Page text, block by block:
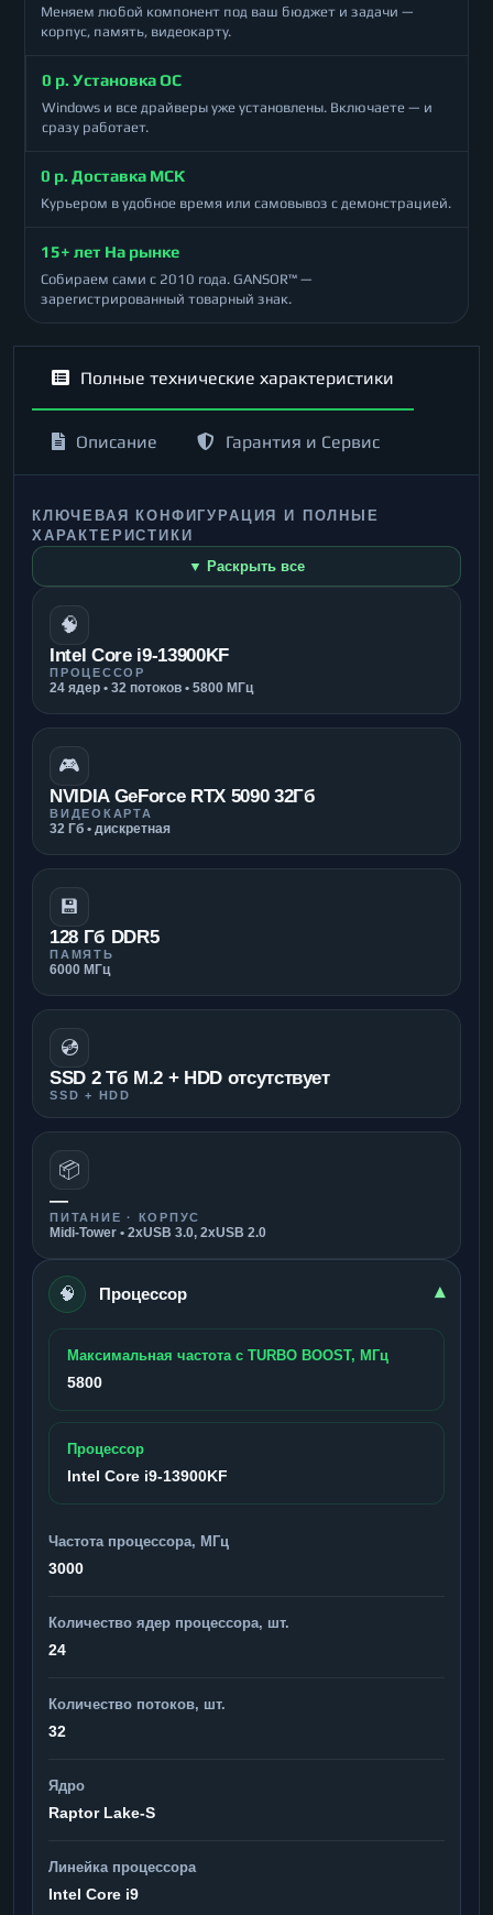
Меняем любой компонент под ваш бюджет и задачи —
корпус, память, видеокарту.
0 р. Установка ОС
Windows и все драйверы уже установлены. Включаете — и
сразу работает.
0 р. Доставка МСК
Курьером в удобное время или самовывоз с демонстрацией.
15+ лет На рынке
Собираем сами с 2010 года. GANSOR™ —
зарегистрированный товарный знак.
Полные технические характеристики
Описание Гарантия и Сервис
КЛЮЧЕВАЯ КОНФИГУРАЦИЯ И ПОЛНЫЕ
ХАРАКТЕРИСТИКИ
▼ Раскрыть все
🧠
Intel Core i9-13900KF
ПРОЦЕССОР
24 ядер • 32 потоков • 5800 МГц
🎮
NVIDIA GeForce RTX 5090 32Гб
ВИДЕОКАРТА
32 Гб • дискретная
💾
128 Гб DDR5
ПАМЯТЬ
6000 МГц
💿
SSD 2 Тб M.2 + HDD отсутствует
SSD + HDD
📦
—
ПИТАНИЕ · КОРПУС
Midi-Tower • 2xUSB 3.0, 2xUSB 2.0
🧠 Процессор ▾
Максимальная частота с TURBO BOOST, МГц
5800
Процессор
Intel Core i9-13900KF
Частота процессора, МГц
3000
Количество ядер процессора, шт.
24
Количество потоков, шт.
32
Ядро
Raptor Lake-S
Линейка процессора
Intel Core i9